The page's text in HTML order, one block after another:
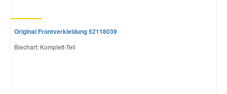
Original Frontverkleidung 52118039
Blechart: Komplett-Teil